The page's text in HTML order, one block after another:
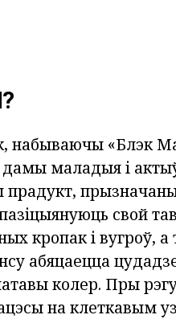
набываючы «Блэк
маладыя і
прадукт,
свой
кропак і вугроў, а
абяцаецца
колер. Пры
на клеткавым